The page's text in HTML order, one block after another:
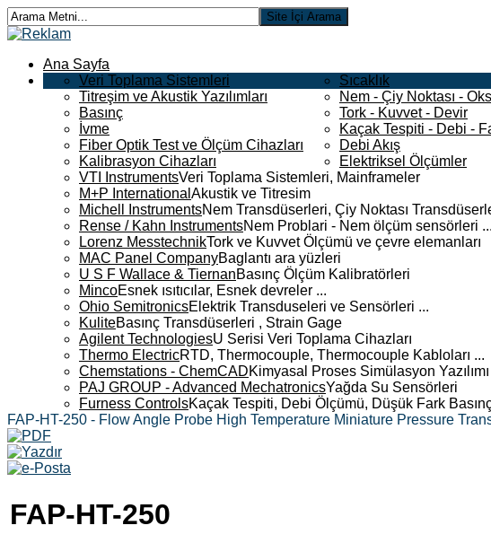
Ana Sayfa
Veri Toplama Sistemleri
Titreşim ve Akustik Yazılımları
Basınç
İvme
Fiber Optik Test ve Ölçüm Cihazları
Kalibrasyon Cihazları
Sıcaklık
Nem - Çiy Noktası -
Tork - Kuvvet - Devir
Kaçak Tespiti - Debi -
Debi Akış
Elektriksel Ölçümler
VTI InstrumentsVeri Toplama Sistemleri, Mainframeler
M+P International Akustik ve Titresim
Michell InstrumentsNem Transdüserleri, Çiy Noktası
Rense / Kahn InstrumentsNem Problari - Nem ölçüm sensörleri ...
Lorenz MesstechnikTork ve Kuvvet Ölçümü ve çevre elemanları
MAC Panel CompanyBaglantı ara yüzleri
U S F Wallace & TiernanBasınç Ölçüm Kalibratörleri
MincoEsnek ısıtıcılar, Esnek devreler ...
Ohio SemitronicsElektrik Transduseleri ve Sensörleri ...
KuliteBasınç Transdüserleri , Strain Gage
Agilent TechnologiesU Serisi Veri Toplama Cihazları
Thermo ElectricRTD, Thermocouple, Thermocouple Kabloları ...
Chemstations - ChemCADKimyasal Proses Simülasyon Yazılımı
PAJ GROUP - Advanced MechatronicsYağda Su Sensörleri
Furness ControlsKaçak Tespiti, Debi Ölçümü, Düşük Fark
FAP-HT-250 - Flow Angle Probe High Temperature Miniature Pressure
FAP-HT-250